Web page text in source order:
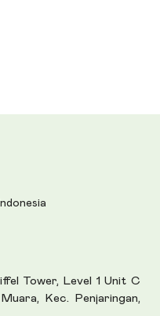
Tower, Level 1 Unit C
Kec. Penjaringan,